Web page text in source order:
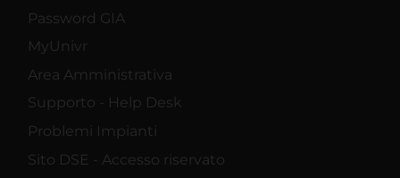
Password GIA
MyUnivr
Area Amministrativa
Supporto - Help Desk
Problemi Impianti
Sito DSE - Accesso riservato